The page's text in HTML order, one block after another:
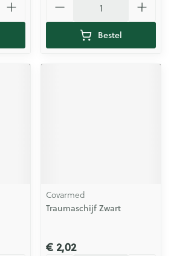
Bestel
Covarmed
Traumaschijf Zwart
€ 2,02